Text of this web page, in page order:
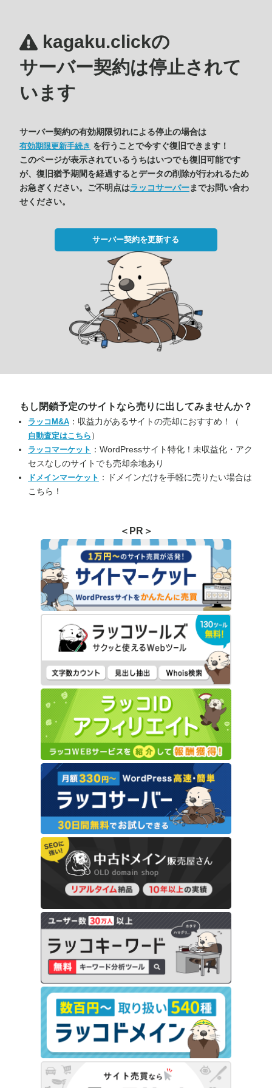
kagaku.clickの
サーバー契約は停止されて
います
サーバー契約の有効期限切れによる停止の場合は
有効期限更新手続き を行うことで今すぐ復旧できます！
このページが表示されているうちはいつでも復旧可能です
が、復旧猶予期間を経過するとデータの削除が行われるため
お急ぎください。ご不明点はラッコサーバーまでお問い合わ
せください。
サーバー契約を更新する
もし閉鎖予定のサイトなら売りに出してみませんか？
ラッコM&A ：収益力があるサイトの売却におすすめ！（
自動査定はこちら ）
ラッコマーケット ：WordPressサイト特化！未収益化・アク
セスなしのサイトでも売却余地あり
ドメインマーケット ：ドメインだけを手軽に売りたい場合は
こちら！
＜PR＞